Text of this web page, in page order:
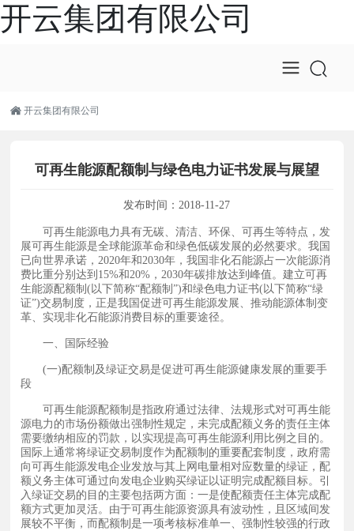
开云集团有限公司
开云集团有限公司
可再生能源配额制与绿色电力证书发展与展望
发布时间：2018-11-27
可再生能源电力具有无碳、清洁、环保、可再生等特点，发
展可再生能源是全球能源革命和绿色低碳发展的必然要求。我国
已向世界承诺，2020年和2030年，我国非化石能源占一次能源消
费比重分别达到15%和20%，2030年碳排放达到峰值。建立可再
生能源配额制(以下简称“配额制”)和绿色电力证书(以下简称“绿
证”)交易制度，正是我国促进可再生能源发展、推动能源体制变
革、实现非化石能源消费目标的重要途径。
一、国际经验
(一)配额制及绿证交易是促进可再生能源健康发展的重要手
段
可再生能源配额制是指政府通过法律、法规形式对可再生能
源电力的市场份额做出强制性规定，未完成配额义务的责任主体
需要缴纳相应的罚款，以实现提高可再生能源利用比例之目的。
国际上通常将绿证交易制度作为配额制的重要配套制度，政府需
向可再生能源发电企业发放与其上网电量相对应数量的绿证，配
额义务主体可通过向发电企业购买绿证以证明完成配额目标。引
入绿证交易的目的主要包括两方面：一是使配额责任主体完成配
额方式更加灵活。由于可再生能源资源具有波动性，且区域间发
展较不平衡，而配额制是一项考核标准单一、强制性较强的行政